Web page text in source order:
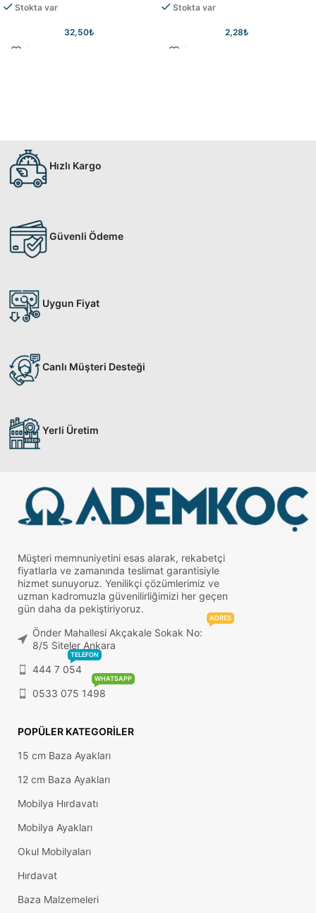
Stokta var
32,50₺
Stokta var
2,28₺
Hızlı Kargo
Güvenli Ödeme
Uygun Fiyat
Canlı Müşteri Desteği
Yerli Üretim
Müşteri memnuniyetini esas alarak, rekabetçi
fiyatlarla ve zamanında teslimat garantisiyle
hizmet sunuyoruz. Yenilikçi çözümlerimiz ve
uzman kadromuzla güvenilirliğimizi her geçen
gün daha da pekiştiriyoruz.
Önder Mahallesi Akçakale Sokak No:
8/5 Siteler Ankara
ADRES
444 7 054
TELEFON
0533 075 1498
WHATSAPP
POPÜLER KATEGORILER
15 cm Baza Ayakları
12 cm Baza Ayakları
Mobilya Hırdavatı
Mobilya Ayakları
Okul Mobilyaları
Hırdavat
Baza Malzemeleri